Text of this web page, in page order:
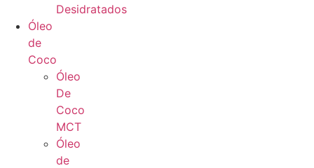
Desidratados
Óleo
de
Coco
Óleo
De
Coco
MCT
Óleo
de